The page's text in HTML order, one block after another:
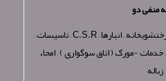
منفی دو
واحد مهندسی پزشكی – نمازخانه – رختشویخانه – انبارها – C.S.R – تاسیسات –
خدمات -مورگ ( اتاق سوگواری ) – امحاء
زباله